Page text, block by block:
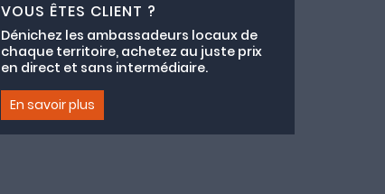
VOUS ÊTES CLIENT ?
Dénichez les ambassadeurs locaux de
chaque territoire, achetez au juste prix
en direct et sans intermédiaire.
En savoir plus